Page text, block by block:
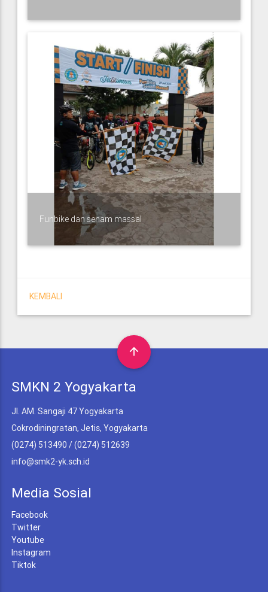
Funbike dan senam massal
KEMBALI
arrow_upward
SMKN 2 Yogyakarta
Jl. AM. Sangaji 47 Yogyakarta
Cokrodiningratan, Jetis, Yogyakarta
(0274) 513490 / (0274) 512639
info@smk2-yk.sch.id
Media Sosial
Facebook
Twitter
Youtube
Instagram
Tiktok